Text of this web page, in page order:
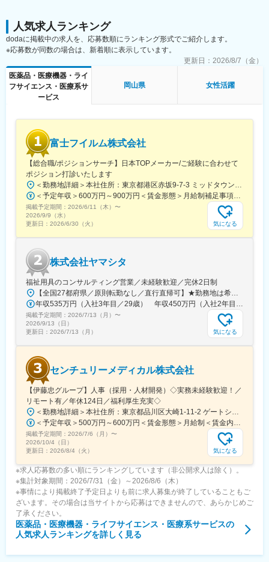
たる「キャリア形成」を丁寧にサポートします。その繋がりやノ
ウハウの蓄積から、メーカーさんへ転籍の可能性があるPJTも紹
介可能、また過去には、10年ほどブランクのある50代の方のご支
援の実績もあるなど選考の合格率も高いです。
弊社所属のMRはシニア（50代）がボリュームゾーン。プロジェ
クト終了後も責任をもって再配属先を探します。また、過去営業
成績の優秀な方ではメーカー登用の実績もあります。
■企業の特徴
同社は国内最大級のヘルステック企業のグループ会社で、安定し
た財務基盤のもとで働けます。医療従事者向けポータルサイト
「CareNet.com」を運営する親会社の強力なサポートを受けなが
ら、最新の医療情報に触れられる環境が整っています。成長フェ
ーズの活気あふれる環境で、キャリアアップを目指せる魅力的な
職場です。
また、グループ間でのキャリア開発も可能です。MR以外の他職種
へのキャリア形成も進めていることも大きな特徴です。
変更の範囲：会社の定める業務
人気求人ランキング
dodaに掲載中の求人を、応募数順にランキング形式でご紹介します。
※応募数が同数の場合は、新着順に表示しています。
更新日： 2026/8/7（金）
医薬品・医療機器・ライ
フサイエンス・医療系サ
ービス
岡山県 女性活躍
富士フイルム株式会社
【総合職/ポジションサーチ】日本TOPメーカー/ご経験に合わせて
ポジション打診いたします
＜勤務地詳細＞本社住所：東京都港区赤坂9-7-3 ミッドタウン・ウェスト勤務地最寄駅：東京メトロ日比谷線／都営大江戸線／六本木駅受動喫煙対策：敷地内全面禁煙変更の範囲：会社の定める事業所（リモートワーク含む）
＜予定年収＞600万円～900万円＜賃金形態＞月給制補足事項なし＜賃金内訳＞月額（基本給）：300,000円～500,000円＜月給＞300,000円～500,000円＜昇給有無＞有＜残業手当＞有賃金はあくまでも目安の金額であり、選考を通じて上下する可能性があります。月給(月額)は固定手当を含めた表記です。
掲載予定期間： 2026/6/11（木） 〜
2026/9/9（水）
更新日： 2026/6/30（火） 気になる
株式会社ヤマシタ
福祉用具のコンサルティング営業／未経験歓迎／完休2日制
【全国27都府県／原則転勤なし／直行直帰可】★勤務地は希望を考慮★拠点により車通勤OK※充足状況により、ご希望の勤務地での募集が終了している場合があります。※転居を伴う転勤の有無は、半年ごとに希望を伺い、選択いただけます。■東北■・宮城県（仙台市）■関東■・東京都（東京23区など）・神奈川県（横浜市など）・埼玉県（さいたま市など）・千葉県（千葉市など）・茨城県（水戸市）・栃木県（宇都宮市／足利市）・群馬県（前橋市）■東海■・愛知県（名古屋市／豊田市／豊橋市／小牧市）・静岡県（静岡市／浜松市／沼津市／焼津市／富士市）・岐阜県（岐阜市）・三重県（四日市市）■信越・北陸■・長野県（長野市）・山梨県（甲府市）・石川県（金沢市）・富山県（富山市）・福井県（福井市）■関西■・大阪府・兵庫県（神戸市／尼崎市／姫路市）・京都府（京都市）・奈良県（奈良市／天理市）・滋賀県（大津市／彦根市）・和歌山県（和歌山市／田辺市）■中国■・広島県（広島市）・岡山県（岡山市）■四国■・香川県（高松市）■九州■・福岡県（福岡市）
年収535万円（入社3年目／29歳） 年収450万円（入社2年目／26歳）
掲載予定期間： 2026/7/13（月） 〜
2026/9/13（日）
更新日： 2026/7/13（月） 気になる
センチュリーメディカル株式会社
【伊藤忠グループ】人事（採用・人材開発）◇実務未経験歓迎！／
リモート有／年休124日／福利厚生充実◇
＜勤務地詳細＞本社住所：東京都品川区大崎1-11-2 ゲートシティ大崎イーストタワー22Ｆ勤務地最寄駅：JR山手線／大崎駅受動喫煙対策：屋内全面禁煙変更の範囲：会社の定める事業所（リモートワーク含む）
＜予定年収＞500万円～600万円＜賃金形態＞月給制＜賃金内訳＞月額（基本給）：300,000円～350,000円＜月給＞300,000円～350,000円＜昇給有無＞有＜残業手当＞有＜給与補足＞上記年収は、あくまで目安であり、前職・経験を考慮し検討させて頂きます。■昇給：あり■賞与：あり※会社業績と個人業績に応じて算定されます。賃金はあくまでも目安の金額であり、選考を通じて上下する可能性があります。月給(月額)は固定手当を含めた表記です。
掲載予定期間： 2026/7/6（月） 〜
2026/10/4（日）
更新日： 2026/8/4（火） 気になる
※求人応募数の多い順にランキングしています（非公開求人は除く）。
※集計対象期間：2026/7/31（金）～2026/8/6（木）
※事情により掲載終了予定日よりも前に求人募集が終了していることもご
ざいます。その場合は当サイトから応募はできませんので、あらかじめご
了承ください。
医薬品・医療機器・ライフサイエンス・医療系サービスの
人気求人ランキングを詳しく見る